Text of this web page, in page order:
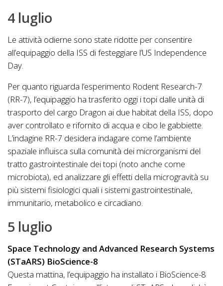
4 luglio
Le attività odierne sono state ridotte per consentire
all’equipaggio della ISS di festeggiare l’US Independence
Day.
Per quanto riguarda l’esperimento Rodent Research-7
(RR-7), l’equipaggio ha trasferito oggi i topi dalle unità di
trasporto del cargo Dragon ai due habitat della ISS, dopo
aver controllato e rifornito di acqua e cibo le gabbiette.
L’indagine RR-7 desidera indagare come l’ambiente
spaziale influisca sulla comunità dei microrganismi del
tratto gastrointestinale dei topi (noto anche come
microbiota), ed analizzare gli effetti della microgravità su
più sistemi fisiologici quali i sistemi gastrointestinale,
immunitario, metabolico e circadiano.
5 luglio
Space Technology and Advanced Research Systems
(STaARS) BioScience-8
Questa mattina, l’equipaggio ha installato i BioScience-8